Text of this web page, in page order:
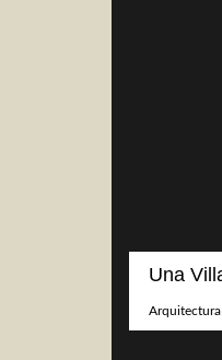
Una
Arquitectura